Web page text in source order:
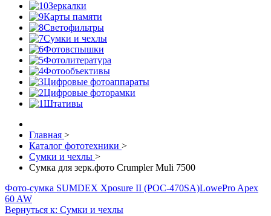
Зеркалки
Карты памяти
Светофильтры
Сумки и чехлы
Фотовспышки
Фотолитература
Фотообъективы
Цифровые фотоаппараты
Цифровые фоторамки
Штативы
Главная >
Каталог фототехники >
Сумки и чехлы >
Сумка для зерк.фото Crumpler Muli 7500
Фото-сумка SUMDEX Xposure II (POC-470SA)LowePro Apex
60 AW
Вернуться к: Сумки и чехлы